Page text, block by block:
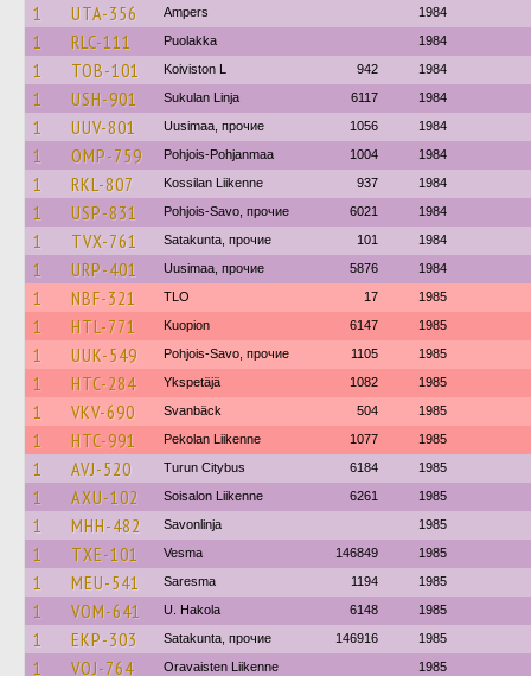
1 UTA-356 Ampers 1984
1 RLC-111 Puolakka 1984
1 TOB-101 Koiviston L 942 1984
1 USH-901 Sukulan Linja 6117 1984
1 UUV-801 Uusimaa, прочие 1056 1984
1 OMP-759 Pohjois-Pohjanmaa 1004 1984
1 RKL-807 Kossilan Liikenne 937 1984
1 USP-831 Pohjois-Savo, прочие 6021 1984
1 TVX-761 Satakunta, прочие 101 1984
1 URP-401 Uusimaa, прочие 5876 1984
1 NBF-321 TLO 17 1985
1 HTL-771 Kuopion 6147 1985
1 UUK-549 Pohjois-Savo, прочие 1105 1985
1 HTC-284 Ykspetäjä 1082 1985
1 VKV-690 Svanbäck 504 1985
1 HTC-991 Pekolan Liikenne 1077 1985
1 AVJ-520 Turun Citybus 6184 1985
1 AXU-102 Soisalon Liikenne 6261 1985
1 MHH-482 Savonlinja 1985
1 TXE-101 Vesma 146849 1985
1 MEU-541 Saresma 1194 1985
1 VOM-641 U. Hakola 6148 1985
1 EKP-303 Satakunta, прочие 146916 1985
1 VOJ-764 Oravaisten Liikenne 1985